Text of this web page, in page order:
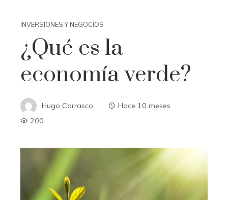
INVERSIONES Y NEGOCIOS
¿Qué es la
economía verde?
Hugo Carrasco
Hace 10 meses
200